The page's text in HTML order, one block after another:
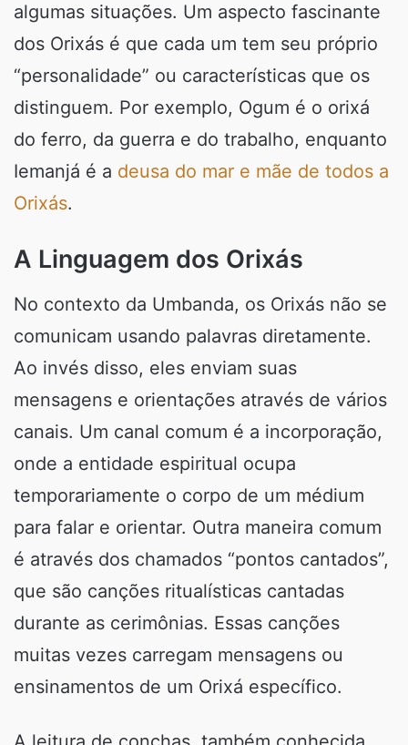
algumas situações. Um aspecto fascinante
dos Orixás é que cada um tem seu próprio
“personalidade” ou características que os
distinguem. Por exemplo, Ogum é o orixá
do ferro, da guerra e do trabalho, enquanto
Iemanjá é a deusa do mar e mãe de todos a
Orixás.
A Linguagem dos Orixás
No contexto da Umbanda, os Orixás não se
comunicam usando palavras diretamente.
Ao invés disso, eles enviam suas
mensagens e orientações através de vários
canais. Um canal comum é a incorporação,
onde a entidade espiritual ocupa
temporariamente o corpo de um médium
para falar e orientar. Outra maneira comum
é através dos chamados “pontos cantados”,
que são canções ritualísticas cantadas
durante as cerimônias. Essas canções
muitas vezes carregam mensagens ou
ensinamentos de um Orixá específico.